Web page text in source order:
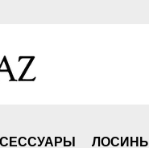
ЛОСИНЫ